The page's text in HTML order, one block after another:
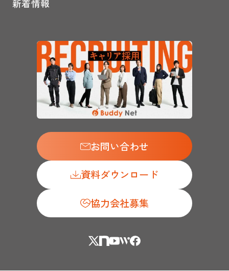
新着情報
お問い合わせ
資料ダウンロード
協力会社募集